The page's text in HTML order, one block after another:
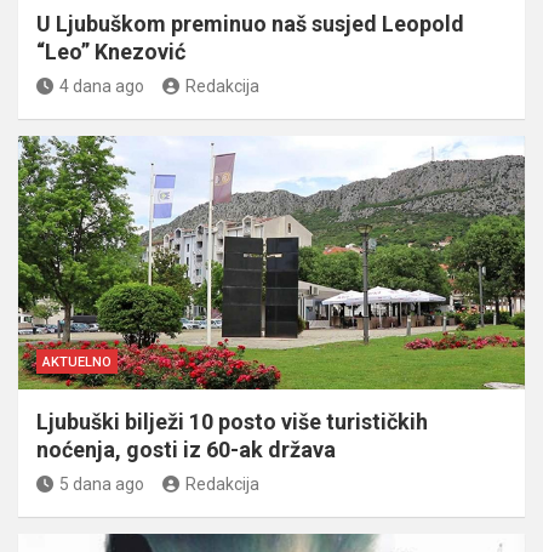
U Ljubuškom preminuo naš susjed Leopold
“Leo” Knezović
4 dana ago Redakcija
AKTUELNO
Ljubuški bilježi 10 posto više turističkih
noćenja, gosti iz 60-ak država
5 dana ago Redakcija